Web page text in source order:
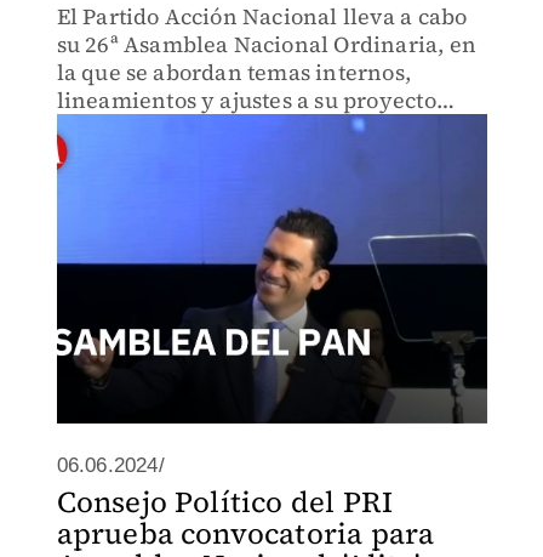
El Partido Acción Nacional lleva a cabo
su 26ª Asamblea Nacional Ordinaria, en
la que se abordan temas internos,
lineamientos y ajustes a su proyecto
político de cara a los próximos procesos
electorales.
06.06.2024/
Consejo Político del PRI
aprueba convocatoria para